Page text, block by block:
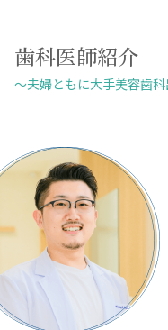
歯科医師紹介
～夫婦ともに大手美容歯